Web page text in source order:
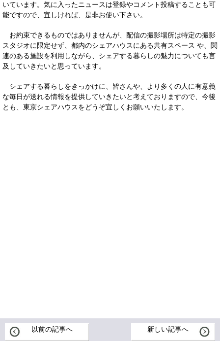
いています。気に入ったニュースは登録やコメント投稿することも可
能ですので、宜しければ、是非お使い下さい。
お約束できるものではありませんが、配信の撮影場所は特定の撮影
スタジオに限定せず、都内のシェアハウスにある共有スペース や、関
連のある施設を利用しながら、シェアする暮らしの魅力についても言
及していきたいと思っています。
シェアする暮らしをきっかけに、皆さんや、より多くの人に有意義
な毎日が送れる情報を提供していきたいと考えておりますので、今後
とも、東京シェアハウスをどうぞ宜しくお願いいたします。
以前の記事へ 新しい記事へ